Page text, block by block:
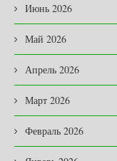
Июнь 2026
Май 2026
Апрель 2026
Март 2026
Февраль 2026